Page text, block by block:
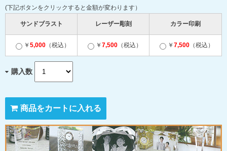
(下記ボタンをクリックすると金額が変わります）
サンドブラスト レーザー彫刻 カラー印刷
￥ 5,000（税込） ￥ 7,500（税込） ￥ 7,500 （税込）
購入数
商品をカートに入れる